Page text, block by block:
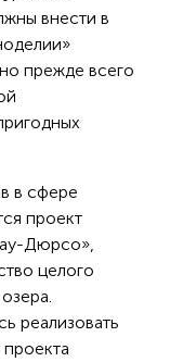
внести в
прежде всего
в сфере
проект
Дюрсо»,
целого
реализовать